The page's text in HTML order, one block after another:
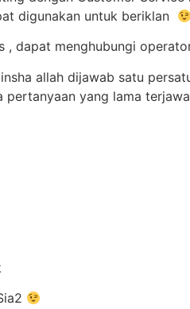
digunakan untuk beriklan
, dapat menghubungi
allah dijawab satu
pertanyaan yang lama